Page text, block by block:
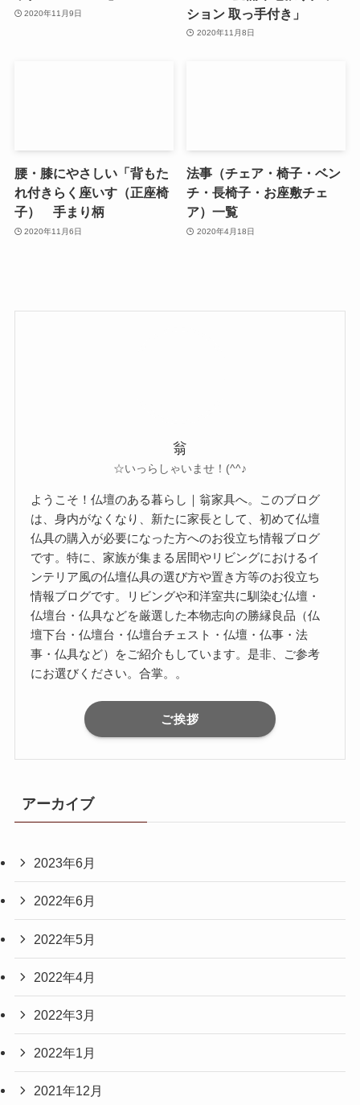
2020年11月9日
ション 取っ手付き」
2020年11月8日
腰・膝にやさしい「背もた
れ付きらく座いす（正座椅
子） 手まり柄
2020年11月6日
法事（チェア・椅子・ベン
チ・長椅子・お座敷チェ
ア）一覧
2020年4月18日
翁
☆いっらしゃいませ！(^^♪
ようこそ！仏壇のある暮らし｜翁家具へ。このブログ
は、身内がなくなり、新たに家長として、初めて仏壇
仏具の購入が必要になった方へのお役立ち情報ブログ
です。特に、家族が集まる居間やリビングにおけるイ
ンテリア風の仏壇仏具の選び方や置き方等のお役立ち
情報ブログです。リビングや和洋室共に馴染む仏壇・
仏壇台・仏具などを厳選した本物志向の勝縁良品（仏
壇下台・仏壇台・仏壇台チェスト・仏壇・仏事・法
事・仏具など）をご紹介もしています。是非、ご参考
にお選びください。合掌。。
ご挨拶
アーカイブ
2023年6月
2022年6月
2022年5月
2022年4月
2022年3月
2022年1月
2021年12月